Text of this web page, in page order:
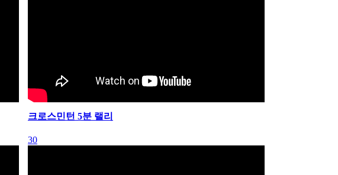
크로스민턴 5분 랠리
30